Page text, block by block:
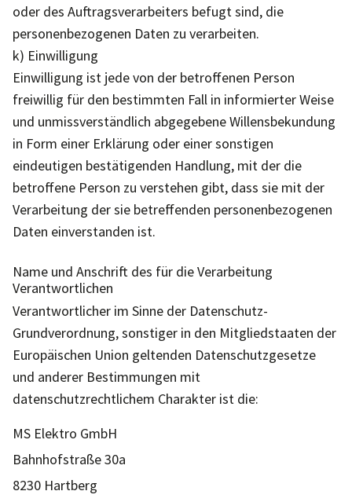
oder des Auftragsverarbeiters befugt sind, die
personenbezogenen Daten zu verarbeiten.
k) Einwilligung
Einwilligung ist jede von der betroffenen Person
freiwillig für den bestimmten Fall in informierter Weise
und unmissverständlich abgegebene Willensbekundung
in Form einer Erklärung oder einer sonstigen
eindeutigen bestätigenden Handlung, mit der die
betroffene Person zu verstehen gibt, dass sie mit der
Verarbeitung der sie betreffenden personenbezogenen
Daten einverstanden ist.
Name und Anschrift des für die Verarbeitung
Verantwortlichen
Verantwortlicher im Sinne der Datenschutz-
Grundverordnung, sonstiger in den Mitgliedstaaten der
Europäischen Union geltenden Datenschutzgesetze
und anderer Bestimmungen mit
datenschutzrechtlichem Charakter ist die:
MS Elektro GmbH
Bahnhofstraße 30a
8230 Hartberg